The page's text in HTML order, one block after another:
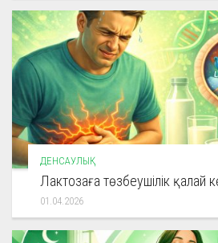
ДЕНСАУЛЫҚ
Лактозаға төзбеушілік қалай
01.04.2026